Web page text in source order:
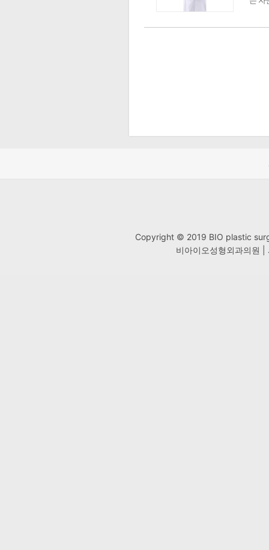
Copyright © 2019 BIO plastic
비아이오성형외과의원